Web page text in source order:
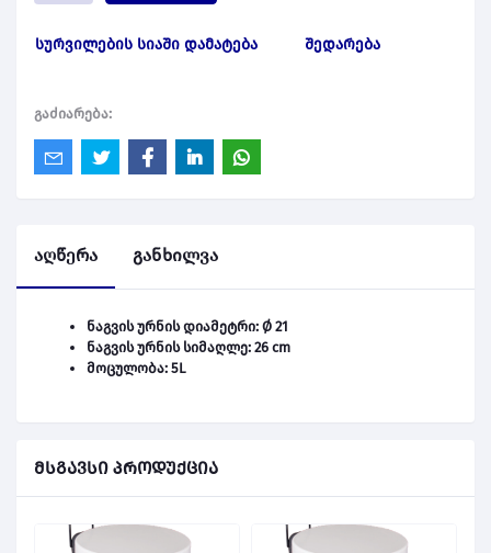
სურვილების სიაში დამატება შედარება
გაძიარება:
აღწერა განხილვა
ნაგვის ურნის დიამეტრი: Ø 21
ნაგვის ურნის სიმაღლე: 26 cm
მოცულობა: 5L
მსგავსი პროდუქცია